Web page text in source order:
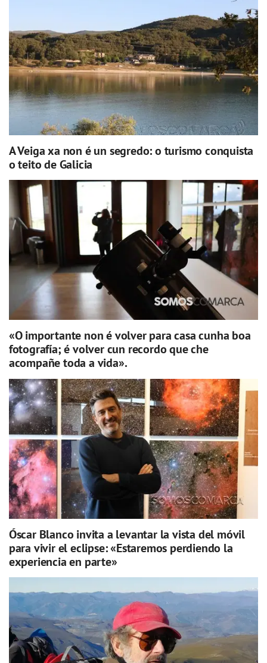
A Veiga xa non é un segredo: o turismo conquista
o teito de Galicia
«O importante non é volver para casa cunha boa
fotografía; é volver cun recordo que che
acompañe toda a vida».
Óscar Blanco invita a levantar la vista del móvil
para vivir el eclipse: «Estaremos perdiendo la
experiencia en parte»